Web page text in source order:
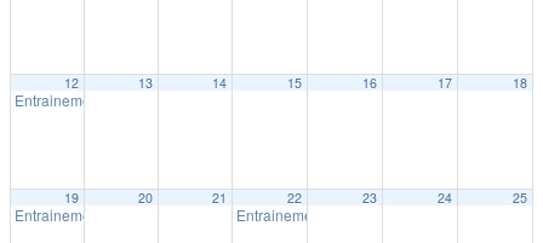
12
Entrainement intérieur à Shawinigan
13 14 15 16 17 18
19
Entrainement intérieur à Shawinigan18:30
20 21 22
Entrainement intérieur à Shawinigan
23 24 25